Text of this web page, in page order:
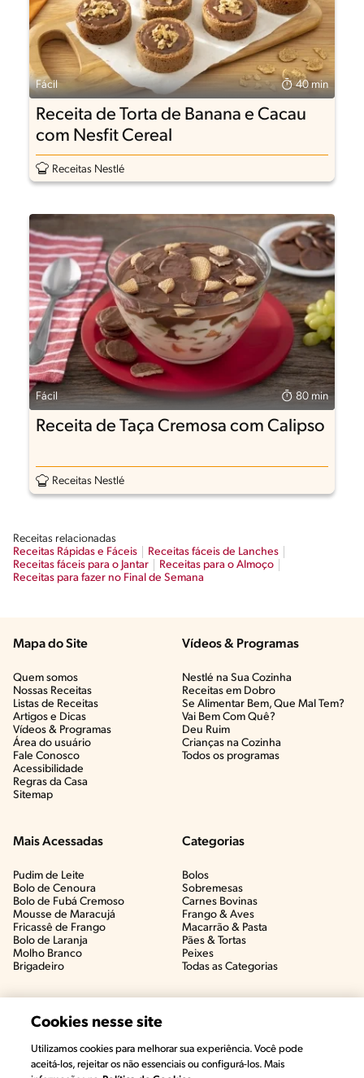
Fácil 40 min
Receita de Torta de Banana e Cacau
com Nesfit Cereal
Receitas Nestlé
Fácil 80 min
Receita de Taça Cremosa com Calipso
Receitas Nestlé
Receitas relacionadas
Receitas Rápidas e Fáceis
Receitas fáceis de Lanches
Receitas fáceis para o Jantar
Receitas para o Almoço
Receitas para fazer no Final de Semana
Mapa do Site
Quem somos
Nossas Receitas
Listas de Receitas​
Artigos e Dicas​
Vídeos & Programas​
Área do usuário
Fale Conosco
Acessibilidade
Regras da Casa
Sitemap
Vídeos & Programas​
Nestlé na Sua Cozinha
Receitas em Dobro
Se Alimentar Bem, Que Mal Tem?​
Vai Bem Com Quê?​
Deu Ruim​
Crianças na Cozinha​
Todos os programas
Mais Acessadas
Pudim de Leite
Bolo de Cenoura
Bolo de Fubá Cremoso
Mousse de Maracujá
Fricassê de Frango
Bolo de Laranja
Molho Branco
Brigadeiro
Categorias
Bolos
Sobremesas
Carnes Bovinas​
Frango & Aves​
Macarrão & Pasta​
Pães & Tortas​
Peixes
Todas as Categorias
Cookies nesse site
Utilizamos cookies para melhorar sua experiência. Você pode
aceitá-los, rejeitar os não essenciais ou configurá-los. Mais